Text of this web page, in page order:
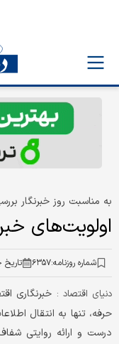
به مناسبت روز خبرنگار
اولویت‌های
شماره روزنامه:۶۳۵۷
دنیای اقتصاد : خبرنگاری
حرفه، تنها به انتقال
درست و ارائه روایتی